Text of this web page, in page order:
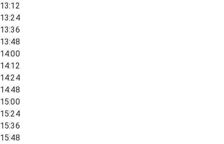
13:12
13:24
13:36
13:48
14:00
14:12
14:24
14:48
15:00
15:24
15:36
15:48